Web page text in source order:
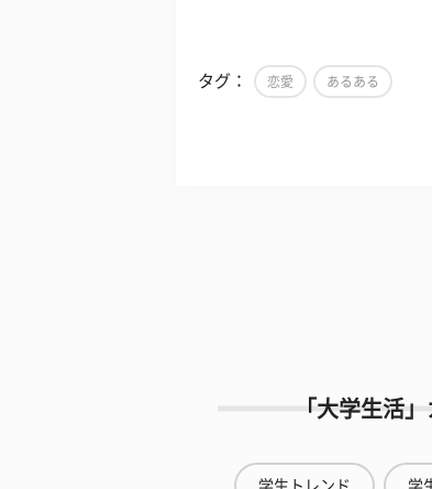
タグ： 恋愛 あるある
「大学生活
学生トレンド 学